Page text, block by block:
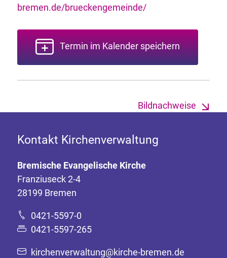
bremen.de/brueckengemeinde/
Termin im Kalender speichern
Bildnachweise
Kontakt Kirchenverwaltung
Bremische Evangelische Kirche
Franziuseck 2-4
28199 Bremen
0421-5597-0
0421-5597-265
kirchenverwaltung@kirche-bremen.de